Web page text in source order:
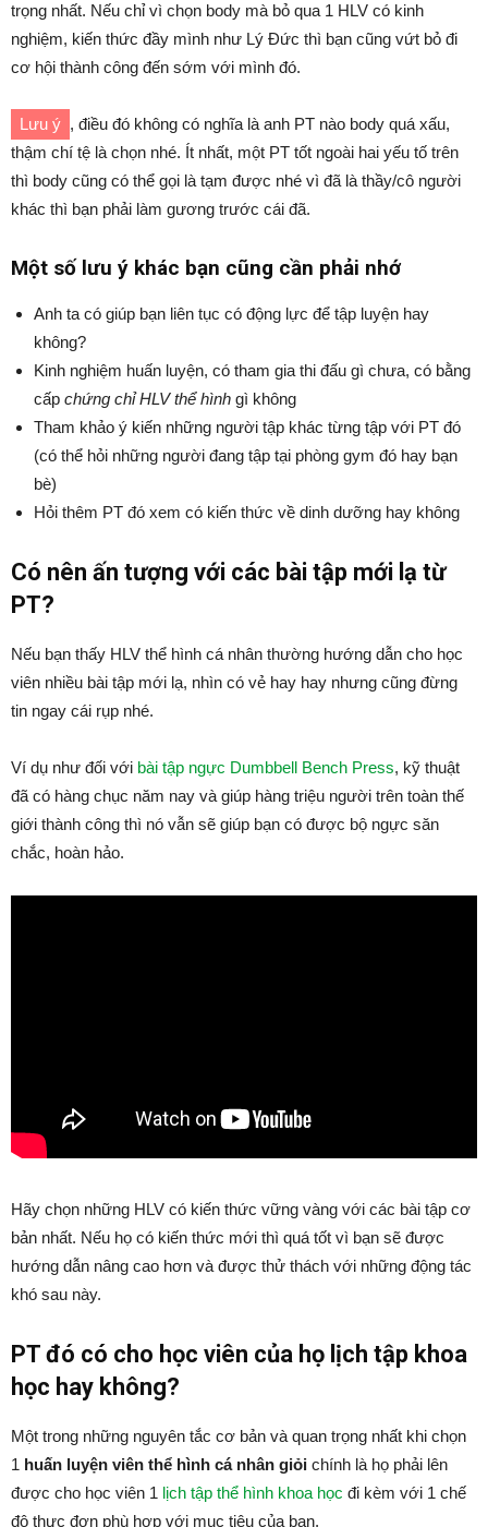
trọng nhất. Nếu chỉ vì chọn body mà bỏ qua 1 HLV có kinh
nghiệm, kiến thức đầy mình như Lý Đức thì bạn cũng vứt bỏ đi
cơ hội thành công đến sớm với mình đó.
Lưu ý , điều đó không có nghĩa là anh PT nào body quá xấu,
thậm chí tệ là chọn nhé. Ít nhất, một PT tốt ngoài hai yếu tố trên
thì body cũng có thể gọi là tạm được nhé vì đã là thầy/cô người
khác thì bạn phải làm gương trước cái đã.
Một số lưu ý khác bạn cũng cần phải nhớ
Anh ta có giúp bạn liên tục có động lực để tập luyện hay
không?
Kinh nghiệm huấn luyện, có tham gia thi đấu gì chưa, có bằng
cấp chứng chỉ HLV thể hình gì không
Tham khảo ý kiến những người tập khác từng tập với PT đó
(có thể hỏi những người đang tập tại phòng gym đó hay bạn
bè)
Hỏi thêm PT đó xem có kiến thức về dinh dưỡng hay không
Có nên ấn tượng với các bài tập mới lạ từ
PT?
Nếu bạn thấy HLV thể hình cá nhân thường hướng dẫn cho học
viên nhiều bài tập mới lạ, nhìn có vẻ hay hay nhưng cũng đừng
tin ngay cái rụp nhé.
Ví dụ như đối với bài tập ngực Dumbbell Bench Press, kỹ thuật
đã có hàng chục năm nay và giúp hàng triệu người trên toàn thế
giới thành công thì nó vẫn sẽ giúp bạn có được bộ ngực săn
chắc, hoàn hảo.
Hãy chọn những HLV có kiến thức vững vàng với các bài tập cơ
bản nhất. Nếu họ có kiến thức mới thì quá tốt vì bạn sẽ được
hướng dẫn nâng cao hơn và được thử thách với những động tác
khó sau này.
PT đó có cho học viên của họ lịch tập khoa
học hay không?
Một trong những nguyên tắc cơ bản và quan trọng nhất khi chọn
1 huấn luyện viên thể hình cá nhân giỏi chính là họ phải lên
được cho học viên 1 lịch tập thể hình khoa học đi kèm với 1 chế
độ thực đơn phù hợp với mục tiêu của bạn.